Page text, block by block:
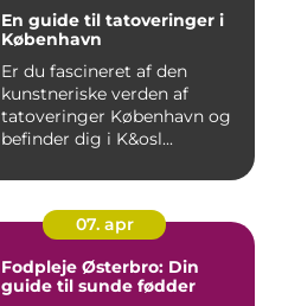
En guide til tatoveringer i
København
Er du fascineret af den
kunstneriske verden af
tatoveringer København og
befinder dig i K&osl...
07. apr
Fodpleje Østerbro: Din
guide til sunde fødder